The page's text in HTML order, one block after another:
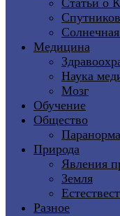
Статьи о
Медицина
Наука
Мозг
Обучение
Общество
Природа
Явления
Земля
Разное